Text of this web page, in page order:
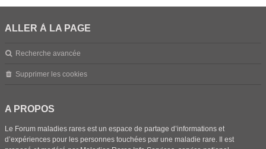
ALLER À LA PAGE
Recherche avancée
Supprimer les cookies
A PROPOS
Le Forum maladies rares est un espace de partage d’informations et
d’expériences pour les personnes touchées par une maladie rare. Il est